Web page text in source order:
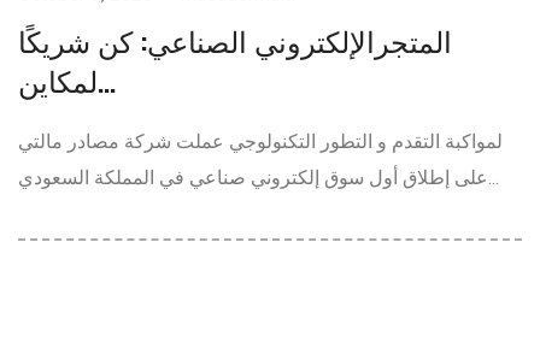
المتجرالإلكتروني الصناعي: كن شريكًا
لمكاين...
لمواكبة التقدم و التطور التكنولوجي عملت شركة مصادر مالتي
على إطلاق أول سوق إلكتروني صناعي في المملكة السعودي...